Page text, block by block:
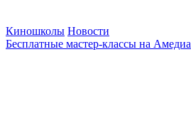
Киношколы Новости
Бесплатные мастер-классы на Амедиа